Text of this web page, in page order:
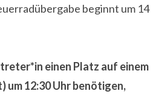
beginnt um 14
einen Platz auf einem
12:30 Uhr benötigen,